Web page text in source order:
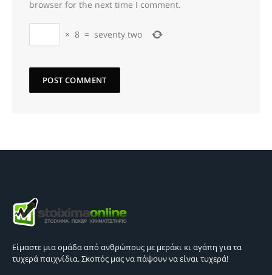
browser for the next time I comment.
× 8 = seventy two
Είμαστε μια ομάδα από ανθρώπους με μεράκι κι αγάπη για τα
τυχερά παιχνίδια. Σκοπός μας να πάψουν να είναι τυχερά!